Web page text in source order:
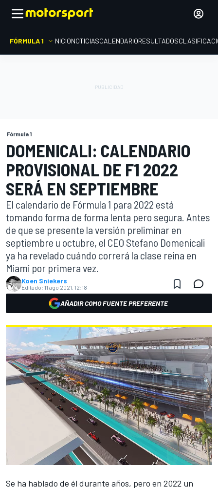
FÓRMULA 1 INICIONOTICIASCALENDARIORESULTADOS
Fórmula 1
DOMENICALI: CALENDARIO
PROVISIONAL DE F1 2022
SERÁ EN SEPTIEMBRE
El calendario de Fórmula 1 para 2022 está
tomando forma de forma lenta pero segura. Antes
de que se presente la versión preliminar en
septiembre u octubre, el CEO Stefano Domenicali
ya ha revelado cuándo correrá la clase reina en
Miami por primera vez.
Koen Sniekers
Editado: 11 ago 2021, 12:18
AÑADIR COMO FUENTE PREFERENTE
Se ha hablado de él durante años, pero en 2022 un